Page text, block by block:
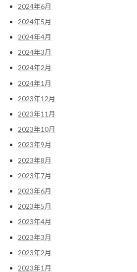
2024年6月
2024年5月
2024年4月
2024年3月
2024年2月
2024年1月
2023年12月
2023年11月
2023年10月
2023年9月
2023年8月
2023年7月
2023年6月
2023年5月
2023年4月
2023年3月
2023年2月
2023年1月